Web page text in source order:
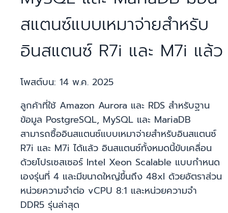
สแตนซ์แบบเหมาจ่ายสำหรับ
อินสแตนซ์ R7i และ M7i แล้ว
โพสต์บน: 14 พ.ค. 2025
ลูกค้าที่ใช้ Amazon Aurora และ RDS สำหรับฐาน
ข้อมูล PostgreSQL, MySQL และ MariaDB
สามารถซื้ออินสแตนซ์แบบเหมาจ่ายสำหรับอินสแตนซ์
R7i และ M7i ได้แล้ว อินสแตนซ์ทั้งหมดนี้ขับเคลื่อน
ด้วยโปรเซสเซอร์ Intel Xeon Scalable แบบกำหนด
เองรุ่นที่ 4 และมีขนาดใหญ่ขึ้นถึง 48xl ด้วยอัตราส่วน
หน่วยความจำต่อ vCPU 8:1 และหน่วยความจำ
DDR5 รุ่นล่าสุด